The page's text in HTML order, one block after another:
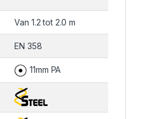
Van 1.2 tot 2.0 m
EN 358
11mm PA